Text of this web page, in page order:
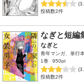
投稿数2件
なぎと短編
なぎと
青年マンガ、単行
1巻
950pt
投稿数2件